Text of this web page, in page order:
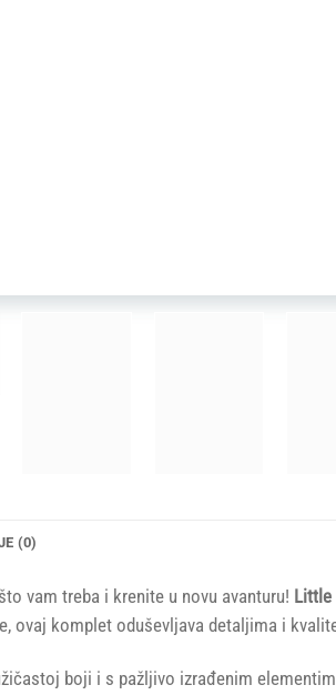
(0)
vam treba i krenite u novu avanturu! Little
ovaj komplet oduševljava detaljima i
boji i s pažljivo izrađenim